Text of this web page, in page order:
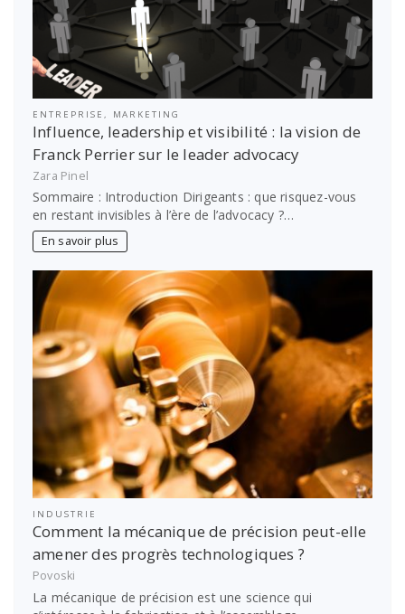
ENTREPRISE , MARKETING
Influence, leadership et visibilité : la vision de
Franck Perrier sur le leader advocacy
Zara Pinel
Sommaire : Introduction Dirigeants : que risquez-vous
en restant invisibles à l’ère de l’advocacy ?…
En savoir plus
INDUSTRIE
Comment la mécanique de précision peut-elle
amener des progrès technologiques ?
Povoski
La mécanique de précision est une science qui